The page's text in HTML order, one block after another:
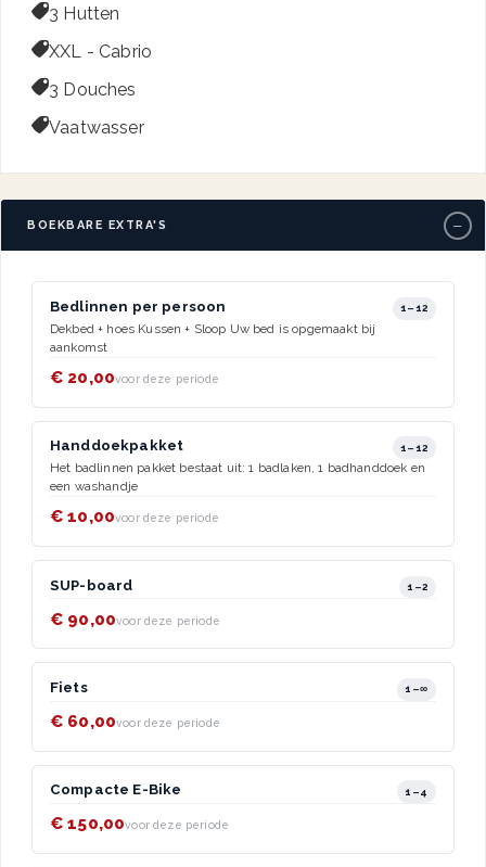
3 Hutten
XXL - Cabrio
3 Douches
Vaatwasser
BOEKBARE EXTRA'S −
Bedlinnen per persoon 1–12
Dekbed + hoes Kussen + Sloop Uw bed is opgemaakt bij
aankomst
€ 20,00voor deze periode
Handdoekpakket 1–12
Het badlinnen pakket bestaat uit: 1 badlaken, 1 badhanddoek en
een washandje
€ 10,00voor deze periode
SUP-board 1–2
€ 90,00voor deze periode
Fiets 1–∞
€ 60,00voor deze periode
Compacte E-Bike 1–4
€ 150,00voor deze periode